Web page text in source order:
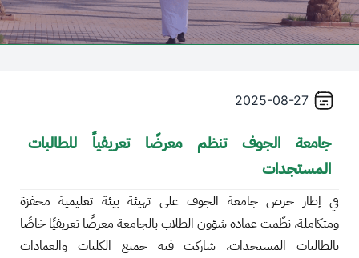
2025-08-27
جامعة الجوف تنظم معرضًا تعريفياً للطالبات
المستجدات
في إطار حرص جامعة الجوف على تهيئة بيئة تعليمية محفزة
ومتكاملة، نظّمت عمادة شؤون الطلاب بالجامعة معرضًا تعريفيًا خاصًا
بالطالبات المستجدات، شاركت فيه جميع الكليات والعمادات